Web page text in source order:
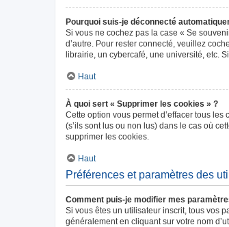
Pourquoi suis-je déconnecté
Si vous ne cochez pas la case « Se
d’autre. Pour rester connecté, veuillez
librairie, un cybercafé, une université, etc.
Haut
À quoi sert « Supprimer les cookies » ?
Cette option vous permet d’effacer tous
(s’ils sont lus ou non lus) dans le cas où
supprimer les cookies.
Haut
Préférences et paramètres des
Comment puis-je modifier mes
Si vous êtes un utilisateur inscrit, tous vos
généralement en cliquant sur votre nom